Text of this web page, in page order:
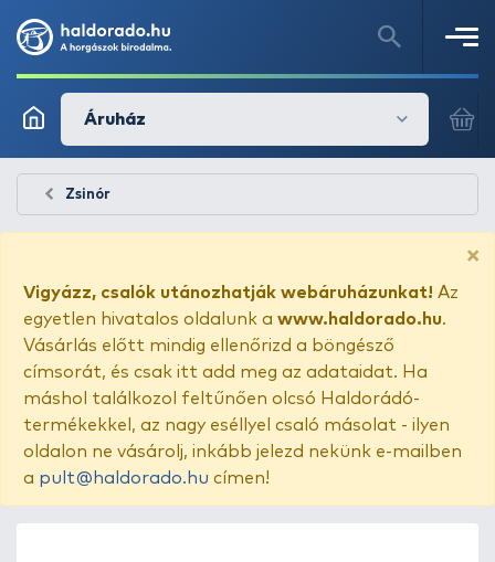
Áruház
Zsinór
×
Vigyázz, csalók utánozhatják webáruházunkat! Az
egyetlen hivatalos oldalunk a www.haldorado.hu.
Vásárlás előtt mindig ellenőrizd a böngésző
címsorát, és csak itt add meg az adataidat. Ha
máshol találkozol feltűnően olcsó Haldorádó-
termékekkel, az nagy eséllyel csaló másolat - ilyen
oldalon ne vásárolj, inkább jelezd nekünk e-mailben
a pult@haldorado.hu címen!